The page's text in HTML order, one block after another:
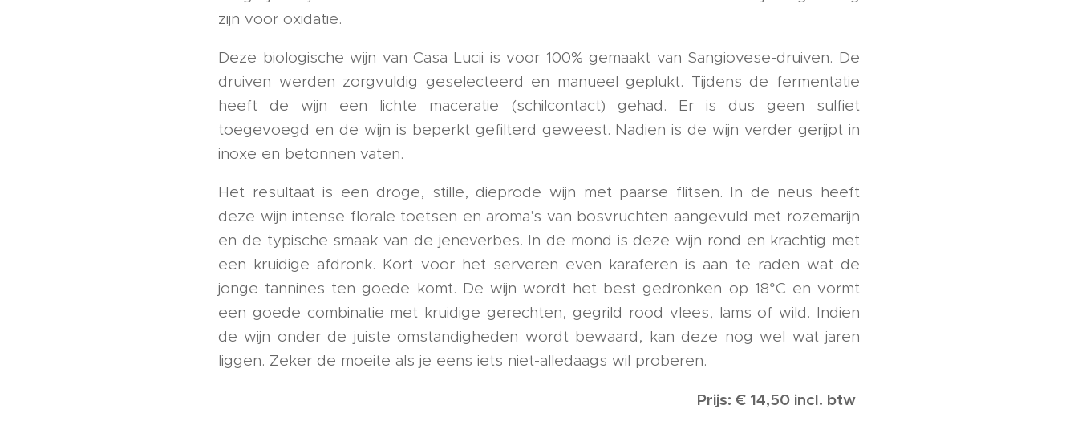
zijn voor oxidatie.
Deze biologische wijn van Casa Lucii is voor 100% gemaakt van Sangiovese-druiven. De
druiven werden zorgvuldig geselecteerd en manueel geplukt. Tijdens de fermentatie
heeft de wijn een lichte maceratie (schilcontact) gehad. Er is dus geen sulfiet
toegevoegd en de wijn is beperkt gefilterd geweest. Nadien is de wijn verder gerijpt in
inoxe en betonnen vaten.
Het resultaat is een droge, stille, dieprode wijn met paarse flitsen. In de neus heeft
deze wijn intense florale toetsen en aroma's van bosvruchten aangevuld met rozemarijn
en de typische smaak van de jeneverbes. In de mond is deze wijn rond en krachtig met
een kruidige afdronk. Kort voor het serveren even karaferen is aan te raden wat de
jonge tannines ten goede komt. De wijn wordt het best gedronken op 18°C en vormt
een goede combinatie met kruidige gerechten, gegrild rood vlees, lams of wild. Indien
de wijn onder de juiste omstandigheden wordt bewaard, kan deze nog wel wat jaren
liggen. Zeker de moeite als je eens iets niet-alledaags wil proberen.
Prijs: € 14,50 incl. btw